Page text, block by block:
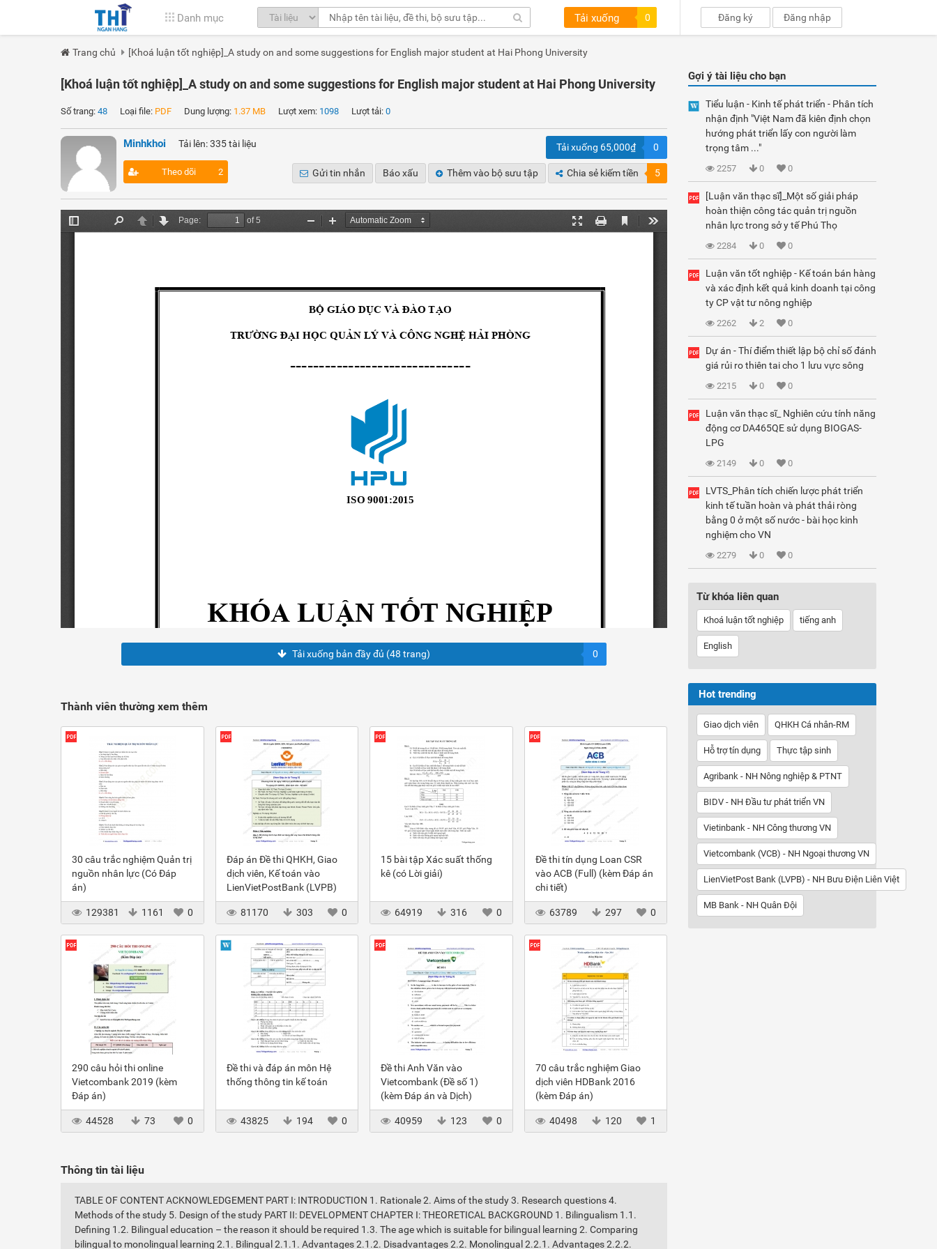
Danh mục Tải xuống 0 Đăng ký Đăng nhập
Trang chủ [Khoá luận tốt nghiệp]_A study on and some suggestions for English major student at Hai Phong University
[Khoá luận tốt nghiệp]_A study on and some suggestions for English major student at Hai Phong University
Số trang: 48 Loại file: PDF Dung lượng: 1.37 MB Lượt xem: 1098 Lượt tải: 0
Minhkhoi Tải lên: 335 tài liệu
Theo dõi 2
Tải xuống 65,000₫ 0
Gửi tin nhắn Báo xấu Thêm vào bộ sưu tập Chia sẻ kiếm tiền 5
Tải xuống bản đầy đủ (48 trang) 0
Thành viên thường xem thêm
30 câu trắc nghiệm Quản trị
nguồn nhân lực (Có Đáp
án)
129381 1161 0
Đáp án Đề thi QHKH, Giao
dịch viên, Kế toán vào
LienVietPostBank (LVPB)
2012
81170
303 0
15 bài tập Xác suất thống
kê (có Lời giải)
64919 316 0
Đề thi tín dụng Loan CSR
vào ACB (Full) (kèm Đáp án
chi tiết)
63789 297 0
290 câu hỏi thi online
Vietcombank 2019 (kèm
Đáp án)
44528 73 0
Đề thi và đáp án môn Hệ
thống thông tin kế toán
43825 194 0
Đề thi Anh Văn vào
Vietcombank (Đề số 1)
(kèm Đáp án và Dịch)
40959 123 0
70 câu trắc nghiệm Giao
dịch viên HDBank 2016
(kèm Đáp án)
40498 120 1
Thông tin tài liệu
TABLE OF CONTENT ACKNOWLEDGEMENT PART I: INTRODUCTION 1. Rationale 2. Aims of the study 3. Research questions 4.
Methods of the study 5. Design of the study PART II: DEVELOPMENT CHAPTER I: THEORETICAL BACKGROUND 1. Bilingualism 1.1.
Defining 1.2. Bilingual education – the reason it should be required 1.3. The age which is suitable for bilingual learning 2. Comparing
bilingual to monolingual learning 2.1. Bilingual 2.1.1. Advantages 2.1.2. Disadvantages 2.2. Monolingual 2.2.1. Advantages 2.2.2.
Gợi ý tài liệu cho bạn
Tiểu luận - Kinh tế phát triển - Phân tích
nhận định "Việt Nam đã kiên định chọn
hướng phát triển lấy con người làm
trọng tâm ..."
2257 0 0
[Luận văn thạc sĩ]_Một số giải pháp
hoàn thiện công tác quản trị nguồn
nhân lực trong sở y tế Phú Thọ
2284 0 0
Luận văn tốt nghiệp - Kế toán bán hàng
và xác định kết quả kinh doanh tại công
ty CP vật tư nông nghiệp
2262 2 0
Dự án - Thí điểm thiết lập bộ chỉ số đánh
giá rủi ro thiên tai cho 1 lưu vực sông
2215 0 0
Luận văn thạc sĩ_ Nghiên cứu tính năng
động cơ DA465QE sử dụng BIOGAS-
LPG
2149 0 0
LVTS_Phân tích chiến lược phát triển
kinh tế tuần hoàn và phát thải ròng
bằng 0 ở một số nước - bài học kinh
nghiệm cho VN
2279 0 0
Từ khóa liên quan
Khoá luận tốt nghiệp tiếng anh
English
Hot trending
Giao dịch viên QHKH Cá nhân-RM
Hỗ trợ tín dụng Thực tập sinh
Agribank - NH Nông nghiệp & PTNT
BIDV - NH Đầu tư phát triển VN
Vietinbank - NH Công thương VN
Vietcombank (VCB) - NH Ngoại thương VN
LienVietPost Bank (LVPB) - NH Bưu Điện Liên Việt
MB Bank - NH Quân Đội